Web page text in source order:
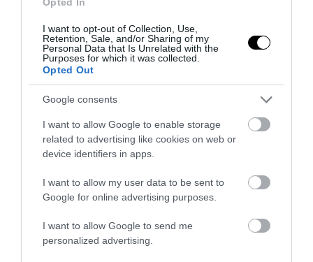
I want to opt-out of Collection, Use,
Retention, Sale, and/or Sharing of my
Personal Data that Is Unrelated with the
Purposes for which it was collected.
Opted Out
Google consents
I want to allow Google to enable storage
related to advertising like cookies on web or
device identifiers in apps.
I want to allow my user data to be sent to
Google for online advertising purposes.
I want to allow Google to send me
personalized advertising.